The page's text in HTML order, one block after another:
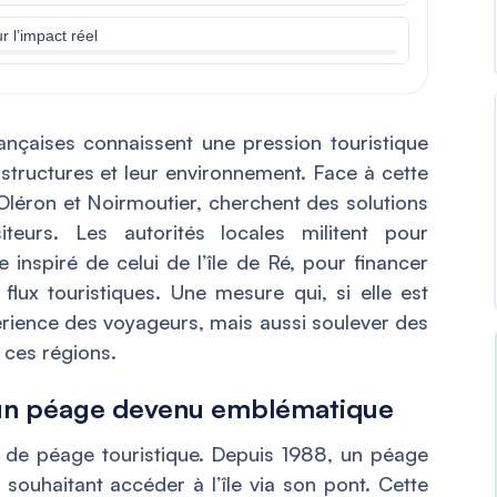
l’impact réel
connaissent une pression touristique
et leur environnement. Face à cette
et Noirmoutier, cherchent des solutions
Les autorités locales militent pour
inspiré de celui de l’île de Ré, pour financer
touristiques. Une mesure qui, si elle est
des voyageurs, mais aussi soulever des
régions.
péage devenu emblématique
péage touristique. Depuis 1988, un péage
accéder à l’île via son pont. Cette